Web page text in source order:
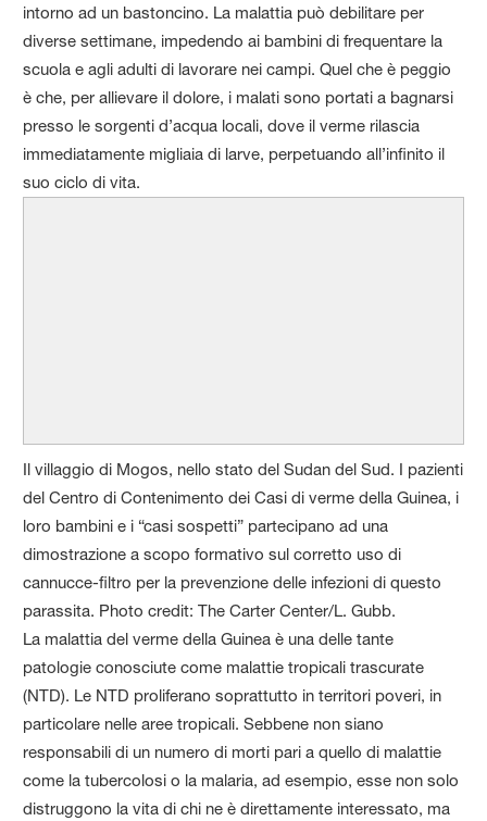
intorno ad un bastoncino. La malattia può debilitare per
diverse settimane, impedendo ai bambini di frequentare la
scuola e agli adulti di lavorare nei campi. Quel che è peggio
è che, per allievare il dolore, i malati sono portati a bagnarsi
presso le sorgenti d’acqua locali, dove il verme rilascia
immediatamente migliaia di larve, perpetuando all’infinito il
suo ciclo di vita.
Il villaggio di Mogos, nello stato del Sudan del Sud. I pazienti
del Centro di Contenimento dei Casi di verme della Guinea, i
loro bambini e i “casi sospetti” partecipano ad una
dimostrazione a scopo formativo sul corretto uso di
cannucce-filtro per la prevenzione delle infezioni di questo
parassita. Photo credit: The Carter Center/L. Gubb.
La malattia del verme della Guinea è una delle tante
patologie conosciute come malattie tropicali trascurate
(NTD). Le NTD proliferano soprattutto in territori poveri, in
particolare nelle aree tropicali. Sebbene non siano
responsabili di un numero di morti pari a quello di malattie
come la tubercolosi o la malaria, ad esempio, esse non solo
distruggono la vita di chi ne è direttamente interessato, ma